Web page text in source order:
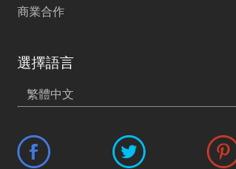
商業合作
選擇語言